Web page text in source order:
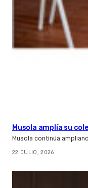
Musola amplía su
Musola continúa
22 JULIO, 2026